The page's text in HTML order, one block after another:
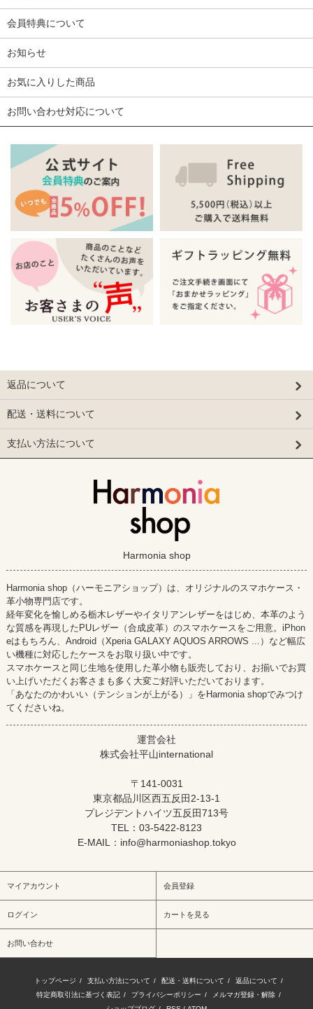
会員特典について
お知らせ
お気に入りした商品
お問い合わせ対応について
返品について
配送・送料について
支払い方法について
Harmonia shop
Harmonia shop（ハーモニアショップ）は、オリジナルのスマホケース・
革小物専門店です。
経年変化を愉しめる栃木レザーやイタリアンレザーをはじめ、本革のよう
な質感を再現したPUレザー（合成皮革）のスマホケースをご用意。iPhon
eはもちろん、Android（Xperia GALAXY AQUOS ARROWS ...）など幅広
い機種に対応したケースをお取り扱い中です。
スマホケースと同じ生地を使用した革小物も販売しており、お揃いでお買
い上げいただくお客さまも多く大変ご好評いただいております。
「あなたのかわいい（テンションが上がる）」をHarmonia shopでみつけ
てくださいね。
運営会社
株式会社平山international
〒141-0031
東京都品川区西五反田2-13-1
プレジデントハイツ五反田713号
TEL：03-5422-8123
E-MAIL：info@harmoniashop.tokyo
マイアカウント 会員登録
ログイン カートを見る
お問い合わせ
トップページ / 支払い方法について / 配送・送料について / 返品について /
特定商取引法に基づく表記 / プライバシーポリシー / メルマガ登録・解除 /